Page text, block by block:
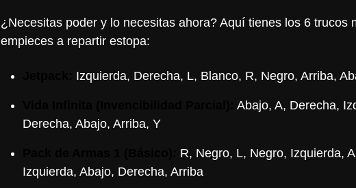
¿Necesitas poder y lo necesitas ahora? Aquí tienes los 6 trucos
empieces a repartir estopa:
Izquierda, Derecha, L, Blanco, R, Negro, Arriba,
Abajo, A, Derecha,
Derecha, Abajo, Arriba, Y
R, Negro, L, Negro, Izquierda,
Izquierda, Abajo, Derecha, Arriba